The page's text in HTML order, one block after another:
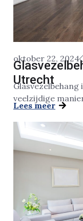
oktober 22, 2024
Utrecht
veelzijdige
Lees meer